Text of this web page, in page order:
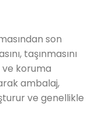
son
taşınmasını
ve koruma
ambalaj,
ve genellikle